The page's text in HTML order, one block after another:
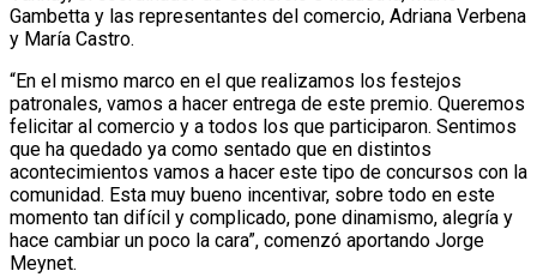
Gambetta y las representantes del comercio, Adriana Verbena
y María Castro.
“En el mismo marco en el que realizamos los festejos
patronales, vamos a hacer entrega de este premio. Queremos
felicitar al comercio y a todos los que participaron. Sentimos
que ha quedado ya como sentado que en distintos
acontecimientos vamos a hacer este tipo de concursos con la
comunidad. Esta muy bueno incentivar, sobre todo en este
momento tan difícil y complicado, pone dinamismo, alegría y
hace cambiar un poco la cara”, comenzó aportando Jorge
Meynet.